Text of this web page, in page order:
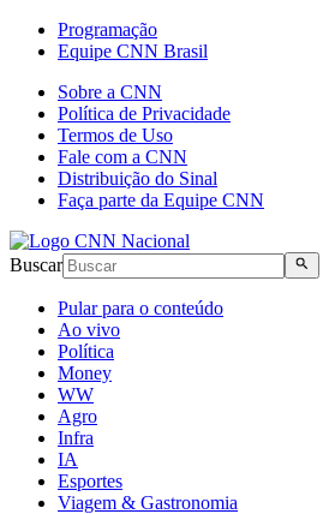
Programação
Equipe CNN Brasil
Sobre a CNN
Política de Privacidade
Termos de Uso
Fale com a CNN
Distribuição do Sinal
Faça parte da Equipe CNN
Buscar
Pular para o conteúdo
Ao vivo
Política
Money
WW
Agro
Infra
IA
Esportes
Viagem & Gastronomia